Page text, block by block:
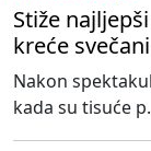
Stiže
kreće
Nakon
kada su tisuće